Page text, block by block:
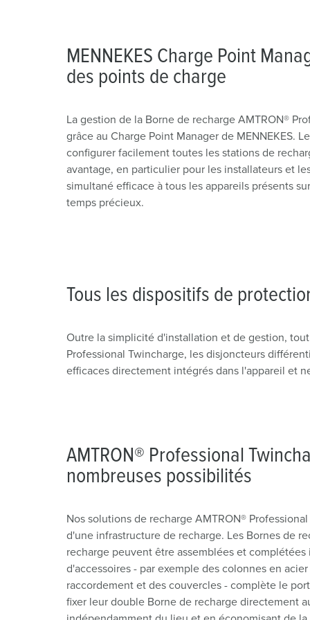
MENNEKES Charge Point
des points de charge
La gestion de la Borne de recharge AMTRON®
grâce au Charge Point Manager de MENNEKES.
configurer facilement toutes les stations de
avantage, en particulier pour les installateurs et
simultané efficace à tous les appareils présents
temps précieux.
Tous les dispositifs de
Outre la simplicité d'installation et de gestion,
Professional Twincharge, les disjoncteurs
efficaces directement intégrés dans l'appareil et
AMTRON® Professional
nombreuses possibilités
Nos solutions de recharge AMTRON®
d'une infrastructure de recharge. Les Bornes de
recharge peuvent être assemblées et
d'accessoires - par exemple des colonnes en
raccordement et des couvercles - complète le
fixer leur double Borne de recharge directement